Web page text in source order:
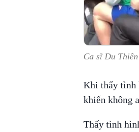
Ca sĩ Du
Khi thấy tình
khiến không
Thấy tình